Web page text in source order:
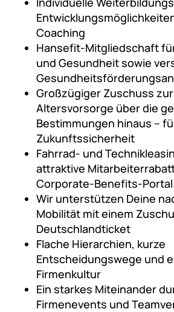
Coaching
Hansefit-Mitgliedschaft
und Gesundheit sowie
Großzügiger Zuschuss
Altersvorsorge über die
Bestimmungen hinaus –
Zukunftssicherheit
Fahrrad- und
attraktive
Corporate-Benefits-Portal
Wir unterstützen Deine
Mobilität mit einem
Deutschlandticket
Flache Hierarchien, kurze
Entscheidungswege und
Firmenkultur
Ein starkes Miteinander
Firmenevents und